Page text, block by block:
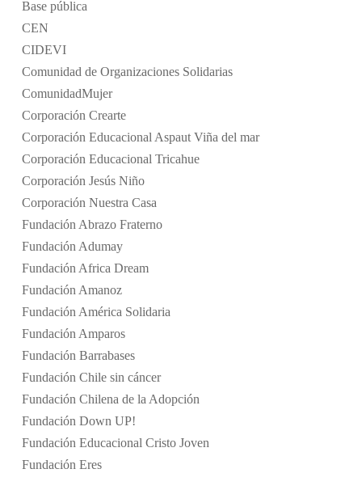
Base pública
CEN
CIDEVI
Comunidad de Organizaciones Solidarias
ComunidadMujer
Corporación Crearte
Corporación Educacional Aspaut Viña del mar
Corporación Educacional Tricahue
Corporación Jesús Niño
Corporación Nuestra Casa
Fundación Abrazo Fraterno
Fundación Adumay
Fundación Africa Dream
Fundación Amanoz
Fundación América Solidaria
Fundación Amparos
Fundación Barrabases
Fundación Chile sin cáncer
Fundación Chilena de la Adopción
Fundación Down UP!
Fundación Educacional Cristo Joven
Fundación Eres